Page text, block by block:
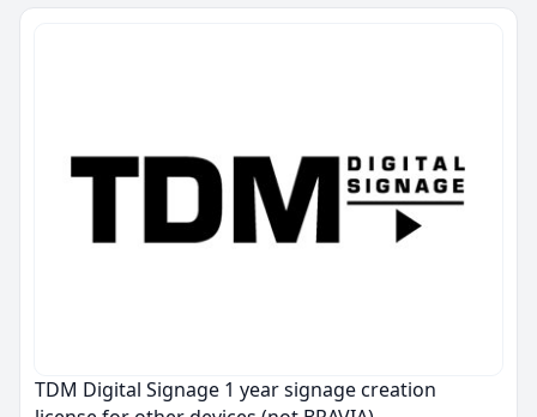
TDM Digital Signage 1 year signage creation